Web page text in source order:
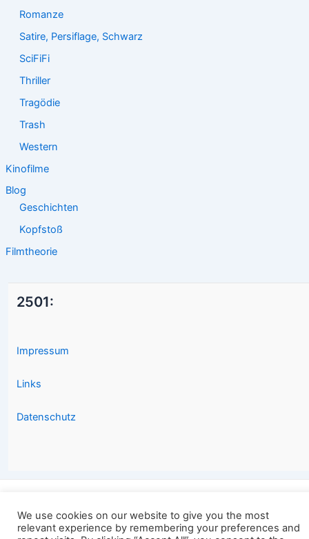
Romanze
Satire, Persiflage, Schwarz
SciFiFi
Thriller
Tragödie
Trash
Western
Kinofilme
Blog
Geschichten
Kopfstoß
Filmtheorie
2501:
Impressum
Links
Datenschutz
Copyright © 2026 2501.eu Gute Filme |
We use cookies on our website to give you the most
relevant experience by remembering your preferences and